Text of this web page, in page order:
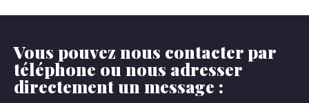
Vous pouvez nous contacter par
téléphone ou nous adresser
directement un message :